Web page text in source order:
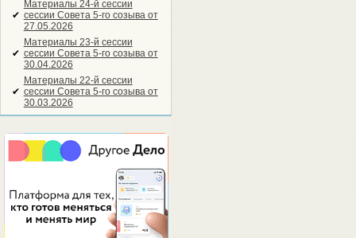
✔
Материалы 24-й сессии
сессии Совета 5-го созыва от
27.05.2026
✔
Материалы 23-й сессии
сессии Совета 5-го созыва от
30.04.2026
✔
Материалы 22-й сессии
сессии Совета 5-го созыва от
30.03.2026